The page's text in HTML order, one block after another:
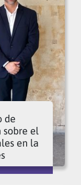
de
sobre el
en la